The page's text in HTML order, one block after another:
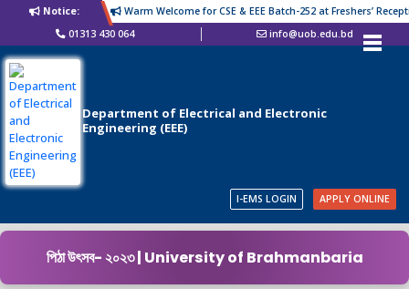
Notice:
Warm Welcome for CSE & EEE Batch-252 at Freshers’
01313 430 064
info@uob.edu.bd
Department of Electrical and Electronic
Engineering (EEE)
I-EMS LOGIN APPLY ONLINE
পিঠা উৎসব- ২০২৩ | University of Brahmanbaria